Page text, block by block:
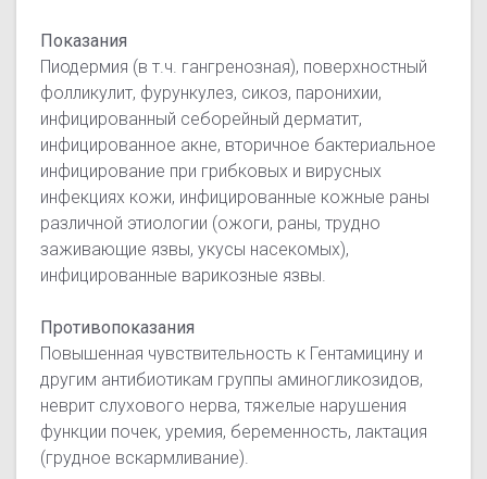
Показания
Пиодермия (в т.ч. гангренозная), поверхностный
фолликулит, фурункулез, сикоз, паронихии,
инфицированный себорейный дерматит,
инфицированное акне, вторичное бактериальное
инфицирование при грибковых и вирусных
инфекциях кожи, инфицированные кожные раны
различной этиологии (ожоги, раны, трудно
заживающие язвы, укусы насекомых),
инфицированные варикозные язвы.
Противопоказания
Повышенная чувствительность к Гентамицину и
другим антибиотикам группы аминогликозидов,
неврит слухового нерва, тяжелые нарушения
функции почек, уремия, беременность, лактация
(грудное вскармливание).